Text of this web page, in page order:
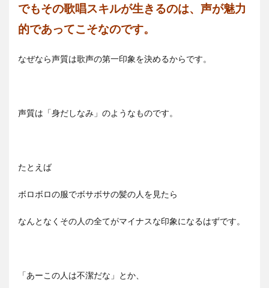
でもその歌唱スキルが生きるのは、声が魅力
的であってこそなのです。
なぜなら声質は歌声の第一印象を決めるからです。
声質は「身だしなみ」のようなものです。
たとえば
ボロボロの服でボサボサの髪の人を見たら
なんとなくその人の全てがマイナスな印象になるはずです。
「あーこの人は不潔だな」とか、